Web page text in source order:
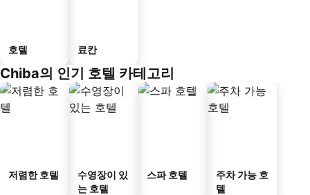
호텔 료칸
Chiba의 인기 호텔 카테고리
저렴한 호텔
수영장이 있
는 호텔
스파 호텔
주차 가능 호
텔